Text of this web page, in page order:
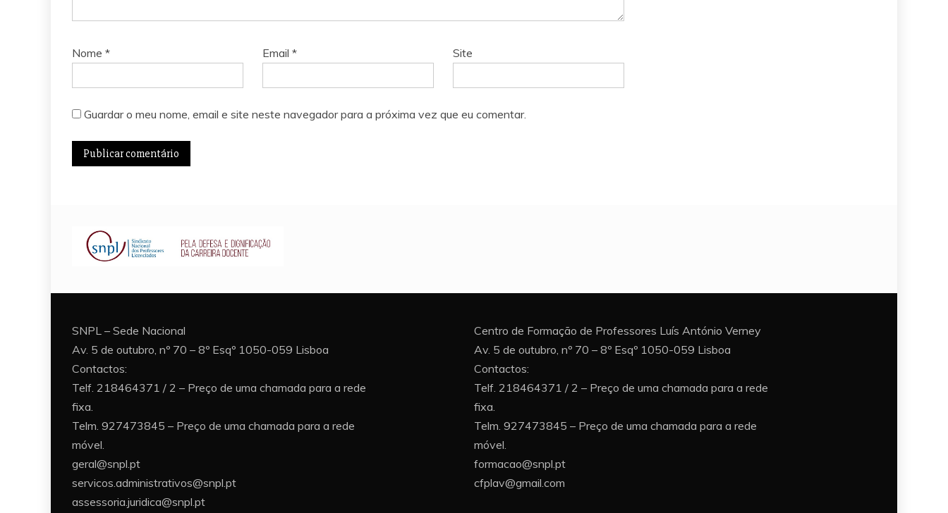
Nome * Email* Site
Guardar o meu nome, email e site neste navegador para a próxima vez que eu comentar.
SNPL – Sede Nacional
Av. 5 de outubro, nº 70 – 8º Esqº 1050-059 Lisboa
Contactos:
Telf. 218464371 / 2 – Preço de uma chamada para a rede
fixa.
Telm. 927473845 – Preço de uma chamada para a rede
móvel.
geral@snpl.pt
servicos.administrativos@snpl.pt
assessoria.juridica@snpl.pt
Centro de Formação de Professores Luís António Verney
Av. 5 de outubro, nº 70 – 8º Esqº 1050-059 Lisboa
Contactos:
Telf. 218464371 / 2 – Preço de uma chamada para a rede
fixa.
Telm. 927473845 – Preço de uma chamada para a rede
móvel.
formacao@snpl.pt
cfplav@gmail.com